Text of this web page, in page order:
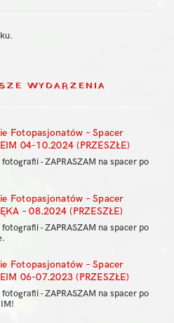
WYDARZENIA
Fotopasjonatów – Spacer
04-10.2024 (PRZESZŁE)
fotografii - ZAPRASZAM na spacer po
Fotopasjonatów – Spacer
– 08.2024 (PRZESZŁE)
fotografii - ZAPRASZAM na spacer po
Fotopasjonatów – Spacer
06-07.2023 (PRZESZŁE)
fotografii - ZAPRASZAM na spacer po